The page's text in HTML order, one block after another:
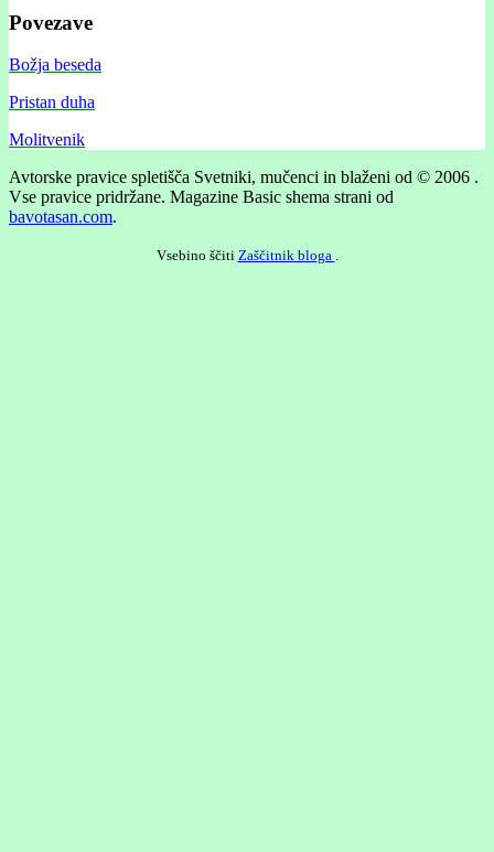
Povezave
Božja beseda
Pristan duha
Molitvenik
Avtorske pravice spletišča Svetniki, mučenci in blaženi od © 2006 .
Vse pravice pridržane. Magazine Basic shema strani od
bavotasan.com.
Vsebino ščiti Zaščitnik bloga .